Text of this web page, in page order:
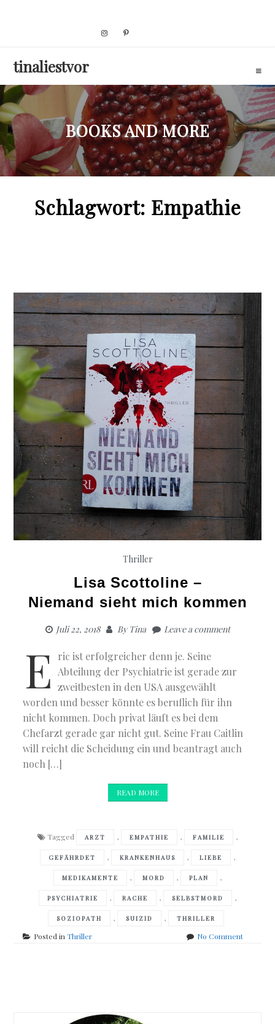
tinaliestvor
BOOKS AND MORE
Schlagwort: Empathie
Thriller
Lisa Scottoline –
Niemand sieht mich kommen
Juli 22, 2018 ByTina Leave a comment
E
ric ist erfolgreicher denn je. Seine
Abteilung der Psychiatrie ist gerade zur
zweitbesten in den USA ausgewählt
worden und besser könnte es beruflich für ihn
nicht kommen. Doch privat läuft es bei dem
Chefarzt gerade gar nicht gut. Seine Frau Caitlin
will reicht die Scheidung ein und beantragt auch
noch […]
READ MORE
Tagged ARZT , EMPATHIE , FAMILIE ,
GEFÄHRDET , KRANKENHAUS , LIEBE ,
MEDIKAMENTE , MORD , PLAN ,
PSYCHIATRIE , RACHE , SELBSTMORD ,
SOZIOPATH , SUIZID , THRILLER
Posted inThriller No Commenton
navigation